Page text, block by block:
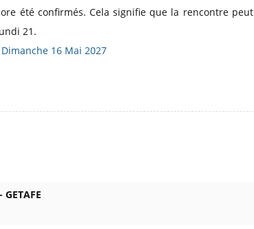
été confirmés. Cela signifie que la rencontre peut
21.
16 Mai 2027
GETAFE